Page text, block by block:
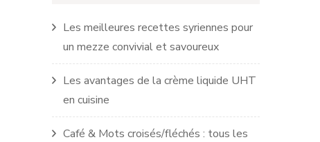
Les meilleures recettes syriennes pour
un mezze convivial et savoureux
Les avantages de la crème liquide UHT
en cuisine
Café & Mots croisés/fléchés : tous les